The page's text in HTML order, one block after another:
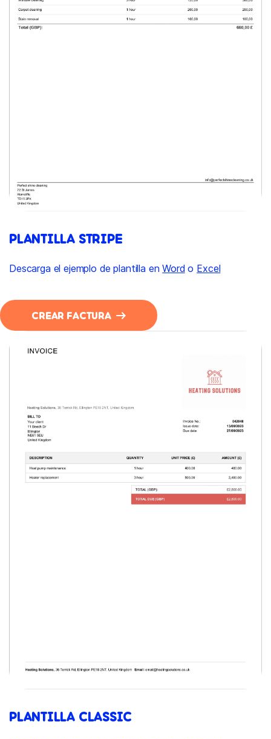
PLANTILLA STRIPE
Descarga el ejemplo de plantilla enWord o Excel
CREAR FACTURA
PLANTILLA CLASSIC